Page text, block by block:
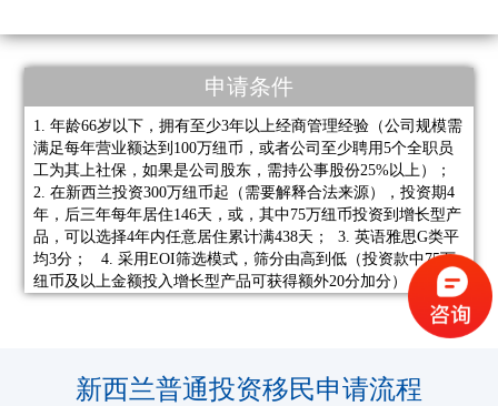
申请条件
1. 年龄66岁以下，拥有至少3年以上经商管理经验（公司规模需
满足每年营业额达到100万纽币，或者公司至少聘用5个全职员
工为其上社保，如果是公司股东，需持公事股份25%以上）；
2. 在新西兰投资300万纽币起（需要解释合法来源），投资期4
年，后三年每年居住146天，或，其中75万纽币投资到增长型产
品，可以选择4年内任意居住累计满438天； 3. 英语雅思G类平
均3分； 4. 采用EOI筛选模式，筛分由高到低（投资款中75万
纽币及以上金额投入增长型产品可获得额外20分加分）； 5. 无
犯罪记录 6. 针对资产在中国境内的申请人，确保投资前2年有
过投资金融产品的经验，例如保险，基金，理财等，无金额及
新西兰普通投资移民申请流程